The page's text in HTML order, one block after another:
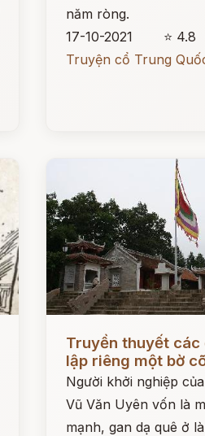
năm ròng.
17-10-2021
⭐ 4.8
Truyện cổ Trung
Đọc ngay
Truyền thuyết các
lập riêng một bờ
Người khởi nghiệp
Vũ Văn Uyên vốn là
mạnh, gan dạ quê ở